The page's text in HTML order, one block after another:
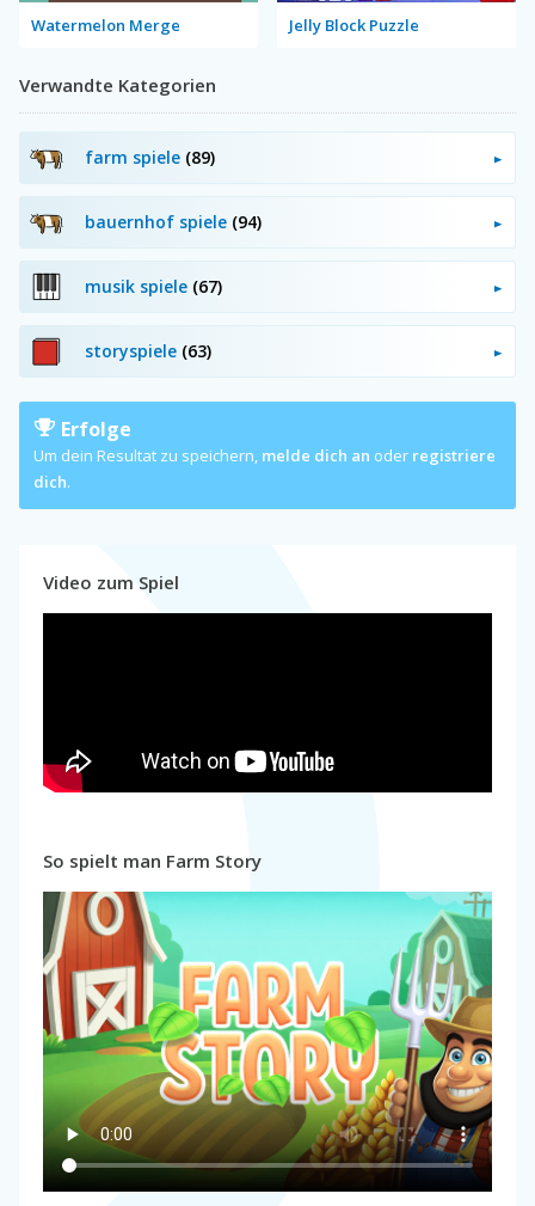
Watermelon Merge Jelly Block Puzzle
Verwandte Kategorien
farm spiele (89)
bauernhof spiele (94)
musik spiele (67)
storyspiele (63)
Erfolge
Um dein Resultat zu speichern, melde dich an oder registriere
dich.
Video zum Spiel
So spielt man Farm Story